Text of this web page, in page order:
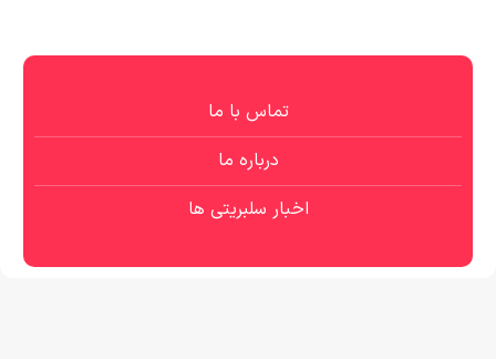
تماس با ما
درباره ما
اخبار سلبریتی ها